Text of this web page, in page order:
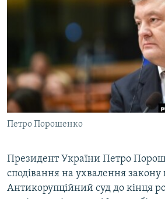
КИТАЙ.ВИКЛИКИ
МУЛЬТИМЕДІА
СПЕЦПРОЄКТИ
ПОДКАСТИ
КРИМ РЕАЛІЇ
УКР
КТАТ
Петро Порошенко
Президент України Петро
сподівання на ухвалення закону
Антикорупційний суд до кінця